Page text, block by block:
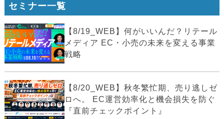
セミナー一覧
【8/19_WEB】何がいいんだ？リテール
メディア EC・小売の未来を変える事業
戦略
【8/20_WEB】秋冬繁忙期、売り逃しゼ
ロへ。 EC運営効率化と機会損失を防ぐ
『直前チェックポイント』